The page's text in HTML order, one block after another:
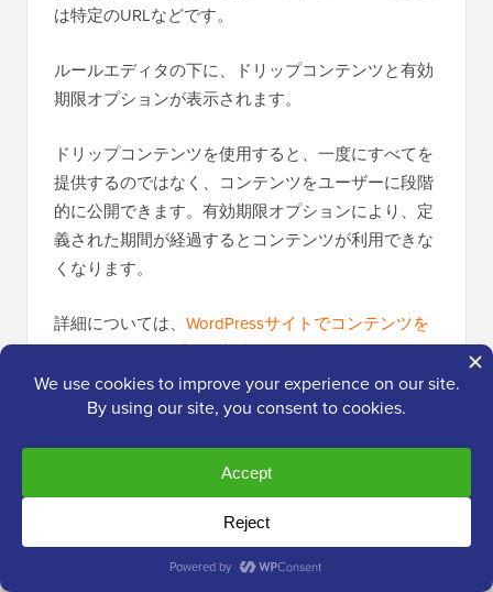
は特定のURLなどです。
ルールエディタの下に、ドリップコンテンツと有効
期限オプションが表示されます。
ドリップコンテンツを使用すると、一度にすべてを
提供するのではなく、コンテンツをユーザーに段階
的に公開できます。有効期限オプションにより、定
義された期間が経過するとコンテンツが利用できな
くなります。
詳細については、 WordPressサイトでコンテンツを
自動的にドリップする方法に関するガイドをご覧く
ださい。
満足したら、「ルールの保存」ボタンをクリックし
てルール設定を保存します。その後、必要に応じて
さらにルールを作成するためにプロセスを繰り返し